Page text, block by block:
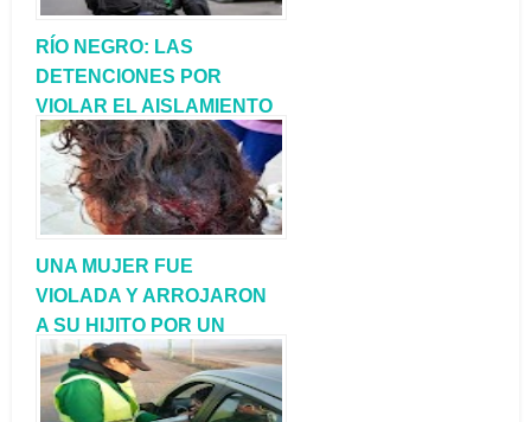
RÍO NEGRO: LAS
DETENCIONES POR
VIOLAR EL AISLAMIENTO
LLEGARON A 206
UNA MUJER FUE
VIOLADA Y ARROJARON
A SU HIJITO POR UN
PRECIPICIO